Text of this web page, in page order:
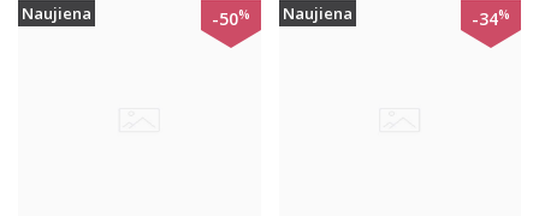
Naujiena -50% Naujiena -34%